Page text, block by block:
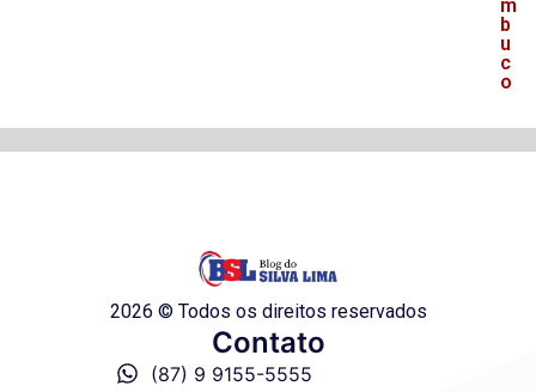
m
b
u
c
o
2026 © Todos os direitos reservados
Contato
(87) 9 9155-5555